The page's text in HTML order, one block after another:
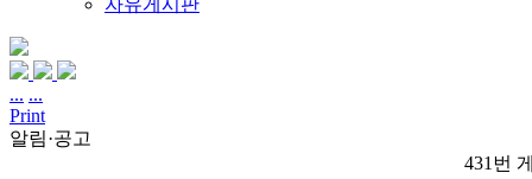
자유게시판
... ...
Print
알림·공고
431번